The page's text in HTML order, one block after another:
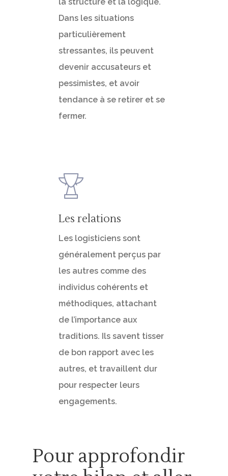
la structure et la logique.
Dans les situations
particulièrement
stressantes, ils peuvent
devenir accusateurs et
pessimistes, et avoir
tendance à se retirer et se
fermer.
Les relations
Les logisticiens sont
généralement perçus par
les autres comme des
individus cohérents et
méthodiques, attachant
de l’importance aux
traditions. Ils savent tisser
de bon rapport avec les
autres, et travaillent dur
pour respecter leurs
engagements.
Pour approfondir